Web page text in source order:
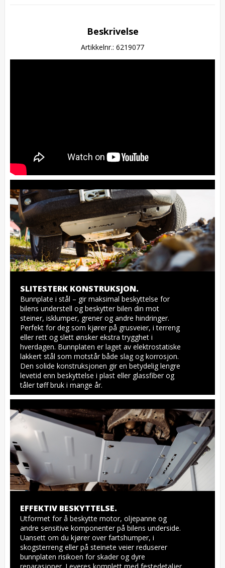
Beskrivelse
Artikkelnr.: 6219077
SLITESTERK KONSTRUKSJON.
Bunnplate i stål – gir maksimal beskyttelse for
bilens understell og beskytter bilen din mot
steiner, isklumper, grener og andre hindringer.
Perfekt for deg som kjører på grusveier, i terreng
eller rett og slett ønsker ekstra trygghet i
hverdagen. Bunnplaten er laget av elektrostatiske
lakkert stål som motstår både slag og korrosjon.
Den solide konstruksjonen gir en betydelig lengre
levetid enn beskyttelse i plast eller glassfiber og
tåler tøff bruk i mange år.
EFFEKTIV BESKYTTELSE.
Utformet for å beskytte motor, oljepanne og
andre sensitive komponenter på bilens underside.
Uansett om du kjører over fartshumper, i
skogsterreng eller på steinete veier reduserer
bunnplaten risikoen for skader og dyre